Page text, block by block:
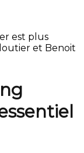
est plus
et Benoit